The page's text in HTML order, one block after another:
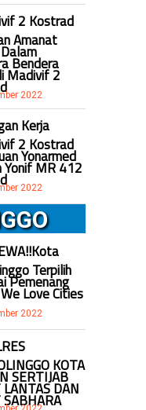
2 Kostrad
Amanat
Bendera
Madivif 2
2022
Kerja
2 Kostrad
Yonarmed
Yonif MR 412
2022
Terpilih
Pemenang
Love Cities
2022
KOTA
SERTIJAB
LANTAS DAN
SABHARA